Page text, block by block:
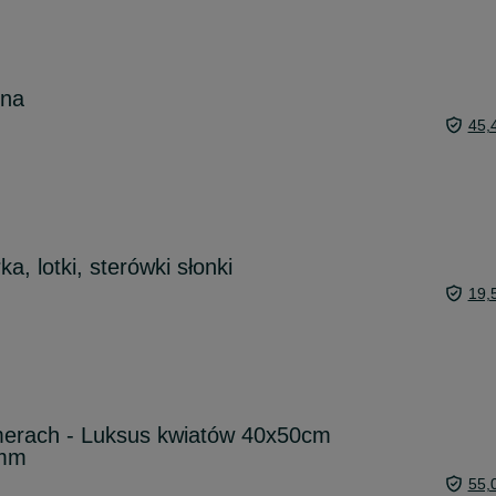
lotki, sterówki słonki
- Luksus kwiatów 40x50cm